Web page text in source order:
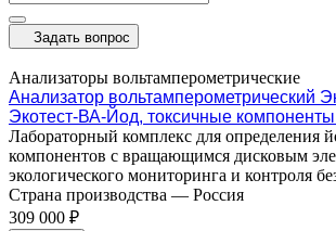
Задать вопрос
Анализаторы вольтамперометрические
Анализатор вольтамперометрический
Экотест-ВА-Йод, токсичные
Лабораторный комплекс для определения
компонентов с вращающимся дисковым
экологического мониторинга и контроля
Страна производства — Россия
309 000 ₽